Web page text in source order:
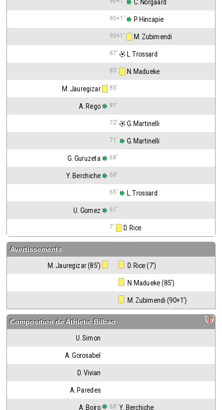
C. Norgaard
90+1' P. Hincapie
90+1' M. Zubimendi
87' L. Trossard
85' N. Madueke
M. Jauregizar 85'
A. Rego 81'
72' G. Martinelli
71' G. Martinelli
G. Guruzeta 68'
Y. Berchiche 68'
65' L. Trossard
U. Gomez 61'
7' D. Rice
Avertissements
M. Jauregizar (85') D. Rice (7')
N. Madueke (85')
M. Zubimendi (90+1')
Composition deAthletic Bilbao
U. Simon
A. Gorosabel
D. Vivian
A. Paredes
A. Boiro 68' Y. Berchiche